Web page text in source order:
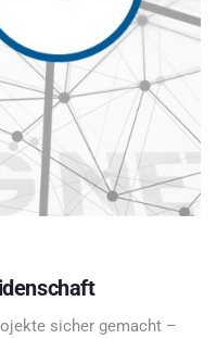
sicher gemacht –